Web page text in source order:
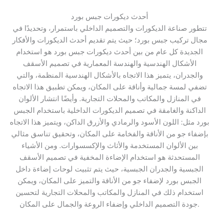
أحدث ديكورات جبس بورد
تتطور صناعة الديكورات والتصميم الداخلي باستمرار، وتحديدًا في
مجال تركيب جبس بورد؛ حيث يتم تقديم أحدث الديكورات والأفكار
الجديدة كل عام من بين أحدث ديكورات جبس بورد هو استخدام
الأشكال الهندسية والهندسة المعمارية في تصميم الأسقف
والجدران، يتميز هذا الاتجاه بالأشكال الهندسية المنظمة، والتي
تضفي لمسة جمالية وأناقة على المكان، ويمكن تطبيق هذا الاتجاه
في المنازل والمكاتب والمحلات التجارية. وأيضًا انتشار الألوان
الداكنة والغامقة في تصميم الديكورات الداخلية باستخدام الجبس
بورد مثل: اللون الأسود والرمادي والأزرق الداكن، ويتميز هذا الاتجاه
بإضفاء جو من الأناقة والفخامة على المكان، وتحقيق تناسق مثالي
بين الألوان المستخدمة والأثاث والإكسسوارات. ومن الأشياء
المستحدثة هو استخدام الإضاءة المخفية في تصميم الأسقف
الجبسية والجدران الجبسية، حيث يتم تثبيت لوحات إضاءة داخل
الجبس بورد لإضفاء جو من الأناقة والتميز على المكان، ويمكن
استخدام ذلك في المنازل والمكاتب والمحلات التجارية لتحسين
جودة التصميم الداخلي وإضفاء الروعة والجمال على المكان.